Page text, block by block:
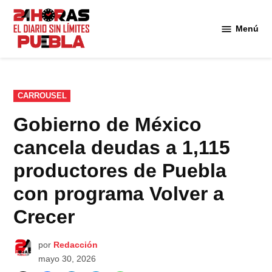
Saltar
contenido
Menú
PUBLICADO
EN
CARROUSEL
Gobierno de México
cancela deudas a 1,115
productores de Puebla
con programa Volver a
Crecer
por Redacción
mayo 30, 2026